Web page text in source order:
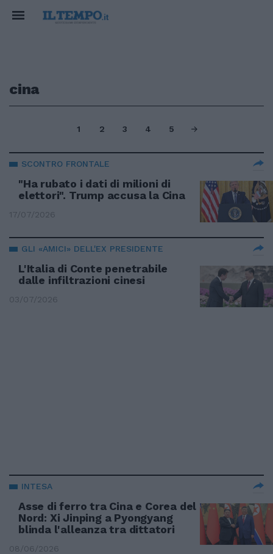
cina
1 2 3 4 5
SCONTRO FRONTALE
"Ha rubato i dati di milioni di
elettori". Trump accusa la Cina
17/07/2026
GLI «AMICI» DELL'EX PRESIDENTE
L'Italia di Conte penetrabile
dalle infiltrazioni cinesi
03/07/2026
INTESA
Asse di ferro tra Cina e Corea del
Nord: Xi Jinping a Pyongyang
blinda l'alleanza tra dittatori
08/06/2026